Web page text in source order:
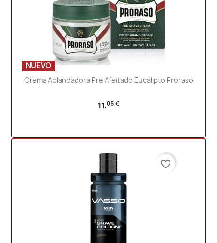
Crema Ablandadora Pre Afeitado Eucalipto Proraso
11.05 €
NUEVO
favorite_border